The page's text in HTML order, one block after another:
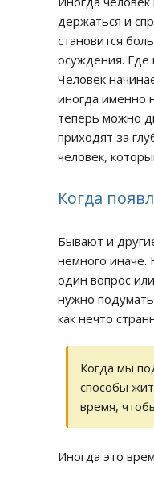
держаться и
становится
осуждения.
Человек
иногда именно
теперь можно
приходят за
человек,
Когда
Бывают и
немного иначе.
один вопрос
нужно
как нечто
Когда мы
способы
время,
Иногда это